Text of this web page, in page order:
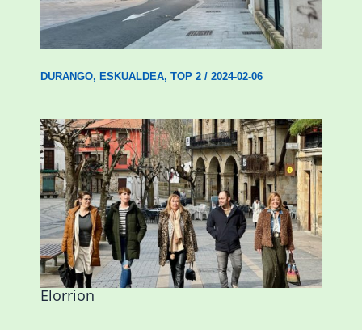
Udal etxebizitza tasatuei buruzko lehen
ordenantza izango du Durangok
DURANGO, ESKUALDEA, TOP 2/ 2024-02-06
Mankomunitateko gizarte-langileak
presentzia indartu du Abadiñon eta
Elorrion